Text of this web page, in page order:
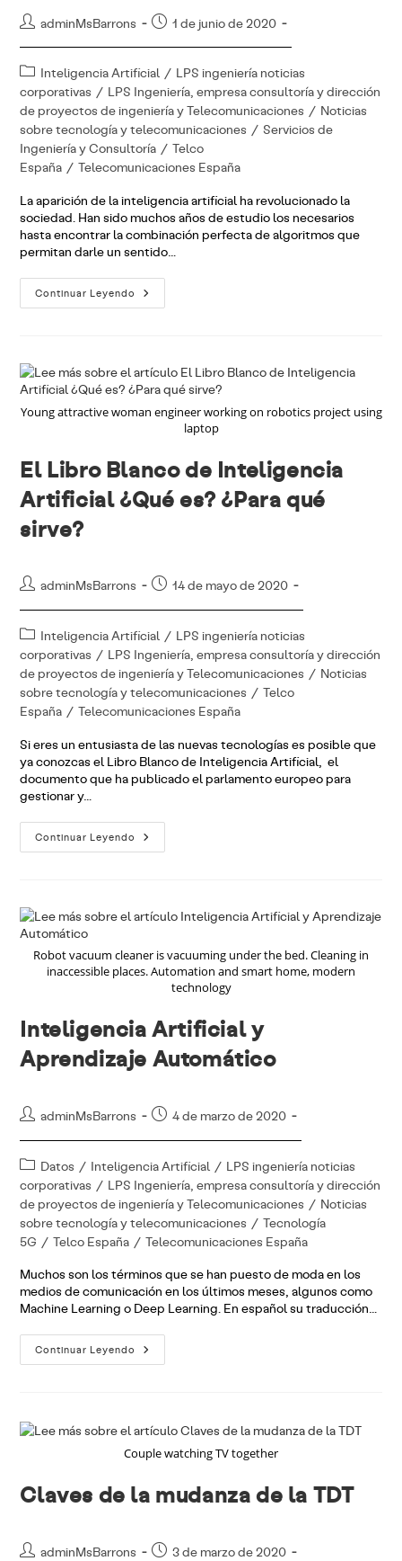
Autor
entrada:
adminMsBarrons
Publicación
entrada:
1 de junio de 2020
Categoría
de
la
entrada:
Inteligencia Artificial / LPS ingeniería noticias
corporativas / LPS Ingeniería, empresa consultoría y dirección
de proyectos de ingeniería y Telecomunicaciones / Noticias
sobre tecnología y telecomunicaciones / Servicios de
Ingeniería y Consultoría / Telco
España / Telecomunicaciones España
La aparición de la inteligencia artificial ha revolucionado la
sociedad. Han sido muchos años de estudio los necesarios
hasta encontrar la combinación perfecta de algoritmos que
permitan darle un sentido…
Continuar Leyendo Algoritmos
Sin
Young attractive woman engineer working on robotics project using
laptop
El Libro Blanco de Inteligencia
Artificial ¿Qué es? ¿Para qué
sirve?
Autor
entrada:
adminMsBarrons
Publicación
entrada:
14 de mayo de 2020
Categoría
de
la
entrada:
Inteligencia Artificial / LPS ingeniería noticias
corporativas / LPS Ingeniería, empresa consultoría y dirección
de proyectos de ingeniería y Telecomunicaciones / Noticias
sobre tecnología y telecomunicaciones / Telco
España / Telecomunicaciones España
Si eres un entusiasta de las nuevas tecnologías es posible que
ya conozcas el Libro Blanco de Inteligencia Artificial, el
documento que ha publicado el parlamento europeo para
gestionar y…
Continuar Leyendo El
Libro
¿Qué
Es?
Qué
Sirve?
Robot vacuum cleaner is vacuuming under the bed. Cleaning in
inaccessible places. Automation and smart home, modern
technology
Inteligencia Artificial y
Aprendizaje Automático
Autor
entrada:
adminMsBarrons
Publicación
entrada:
4 de marzo de 2020
Categoría
de
la
entrada:
Datos / Inteligencia Artificial / LPS ingeniería noticias
corporativas / LPS Ingeniería, empresa consultoría y dirección
de proyectos de ingeniería y Telecomunicaciones / Noticias
sobre tecnología y telecomunicaciones / Tecnología
5G / Telco España / Telecomunicaciones España
Muchos son los términos que se han puesto de moda en los
medios de comunicación en los últimos meses, algunos como
Machine Learning o Deep Learning. En español su traducción…
Continuar Leyendo Inteligencia
Artificial
Couple watching TV together
Claves de la mudanza de la TDT
AutoradminMsBarrons
Publicación
3 de marzo de 2020